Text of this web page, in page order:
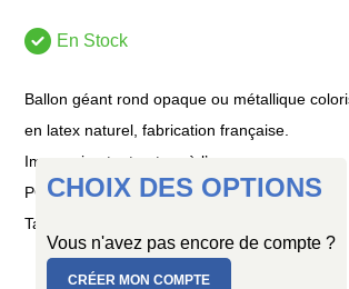
En Stock
Ballon géant rond opaque ou métallique
en latex naturel, fabrication française.
Impression tout autour à l’envers
PC de 1 ballon
Taille : Ø 80/100 cm
CHOIX DES OPTIONS
Vous n'avez pas encore de compte ?
CRÉER MON COMPTE